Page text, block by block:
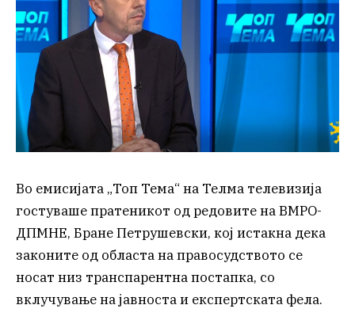
Во емисијата „Топ Тема“ на Телма телевизија
гостуваше пратеникот од редовите на ВМРО-
ДПМНЕ, Бране Петрушевски, кој истакна дека
законите од областа на правосудството се
носат низ транспарентна постапка, со
вклучување на јавноста и експертската фела.